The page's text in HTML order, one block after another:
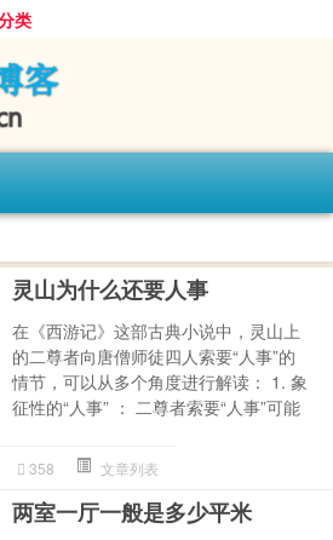
类
灵山为什么还要人事
在《西游记》这部古典小说中，灵山上
的二尊者向唐僧师徒四人索要“人事”的
情节，可以从多个角度进行解读： 1. 象
征性的“人事” ： 二尊者索要“人事”可能
358 文章列表
两室一厅一般是多少平米